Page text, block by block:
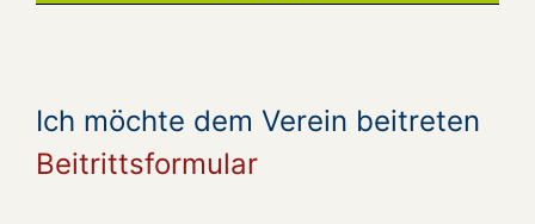
Ich möchte dem Verein beitreten
Beitrittsformular